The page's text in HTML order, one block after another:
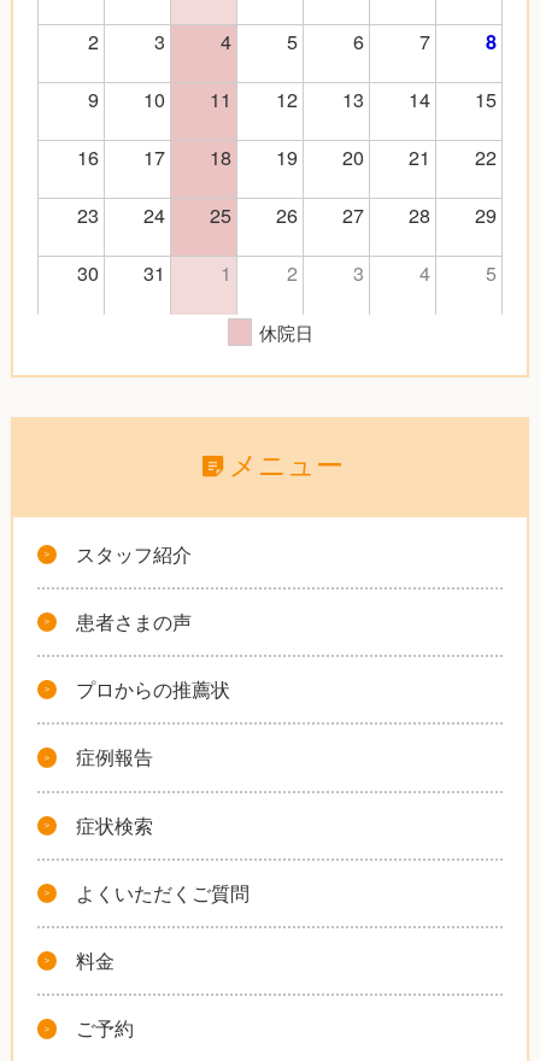
2
3 4 5 6 7 8
9 10 11 12 13 14
15
16
17 18 19 20 21
22
23
24 25 26 27 28
29
30
31 1 2 3 4 5
休院日
メニュー
スタッフ紹介
患者さまの声
プロからの推薦状
症例報告
症状検索
よくいただくご質問
料金
ご予約